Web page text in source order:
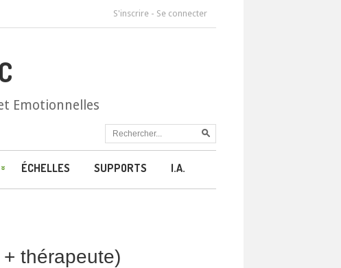
S'inscrire - Se connecter
Emotionnelles
ÉCHELLES SUPPORTS I.A.
thérapeute)